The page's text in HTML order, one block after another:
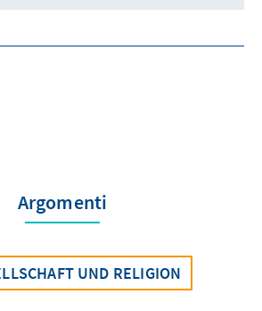
Argomenti
UND RELIGION